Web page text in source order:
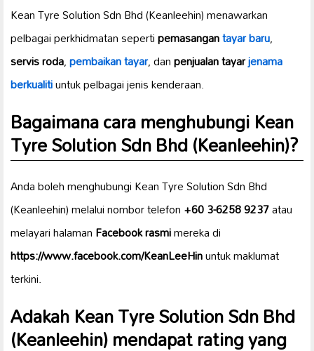
Kean Tyre Solution Sdn Bhd (Keanleehin) menawarkan
pelbagai perkhidmatan sepertipemasangantayar baru,
servis roda,pembaikan tayar, danpenjualan tayarjenama
berkualitiuntuk pelbagai jenis kenderaan.
Bagaimana cara menghubungi Kean
Tyre Solution Sdn Bhd (Keanleehin)?
Anda boleh menghubungi Kean Tyre Solution Sdn Bhd
(Keanleehin) melalui nombor telefon+60 3-6258 9237atau
melayari halamanFacebook rasmimereka di
https://www.facebook.com/KeanLeeHinuntuk maklumat
terkini.
Adakah Kean Tyre Solution Sdn Bhd
(Keanleehin) mendapat rating yang